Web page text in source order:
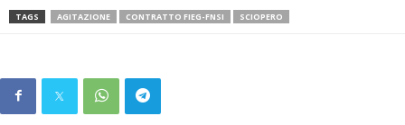
TAGS AGITAZIONE CONTRATTO FIEG-FNSI SCIOPERO